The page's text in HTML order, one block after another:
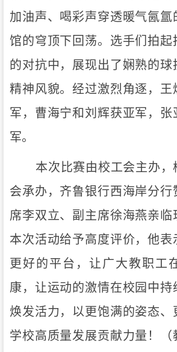
加油声、喝彩声穿透暖气氤氲
馆的穹顶下回荡。 选手们拍起
的对抗中，展现出了娴熟的球
精神风貌。经过激烈角逐，王
军，曹海宁和刘辉获亚军，张
军。
本次比赛由校工会主办
会承办， 齐鲁银行西海岸分行
席李双立、 副主席徐海燕亲临
本次活动给予高度评价，他表
更好的平台，让广大教职工
康，让运动的激情在校园中持
焕发活力，以更饱满的姿态、
学校高质量发展贡献力量！